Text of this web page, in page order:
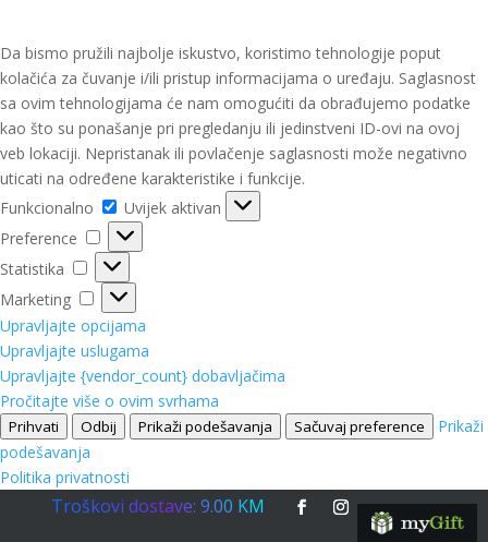
Da bismo pružili najbolje iskustvo, koristimo tehnologije poput
kolačića za čuvanje i/ili pristup informacijama o uređaju. Saglasnost
sa ovim tehnologijama će nam omogućiti da obrađujemo podatke
kao što su ponašanje pri pregledanju ili jedinstveni ID-ovi na ovoj
veb lokaciji. Nepristanak ili povlačenje saglasnosti može negativno
uticati na određene karakteristike i funkcije.
Funkcionalno
Funkcionalno
Uvijek aktivan
Preference
Preference
Statistika
Statistika
Marketing
Marketing
Upravljajte opcijama
Upravljajte uslugama
Upravljajte {vendor_count} dobavljačima
Pročitajte više o ovim svrhama
Prihvati Odbij Prikaži podešavanja Sačuvaj preference
Prikaži
podešavanja
Politika privatnosti
Troškovi dostave: 9.00 KM